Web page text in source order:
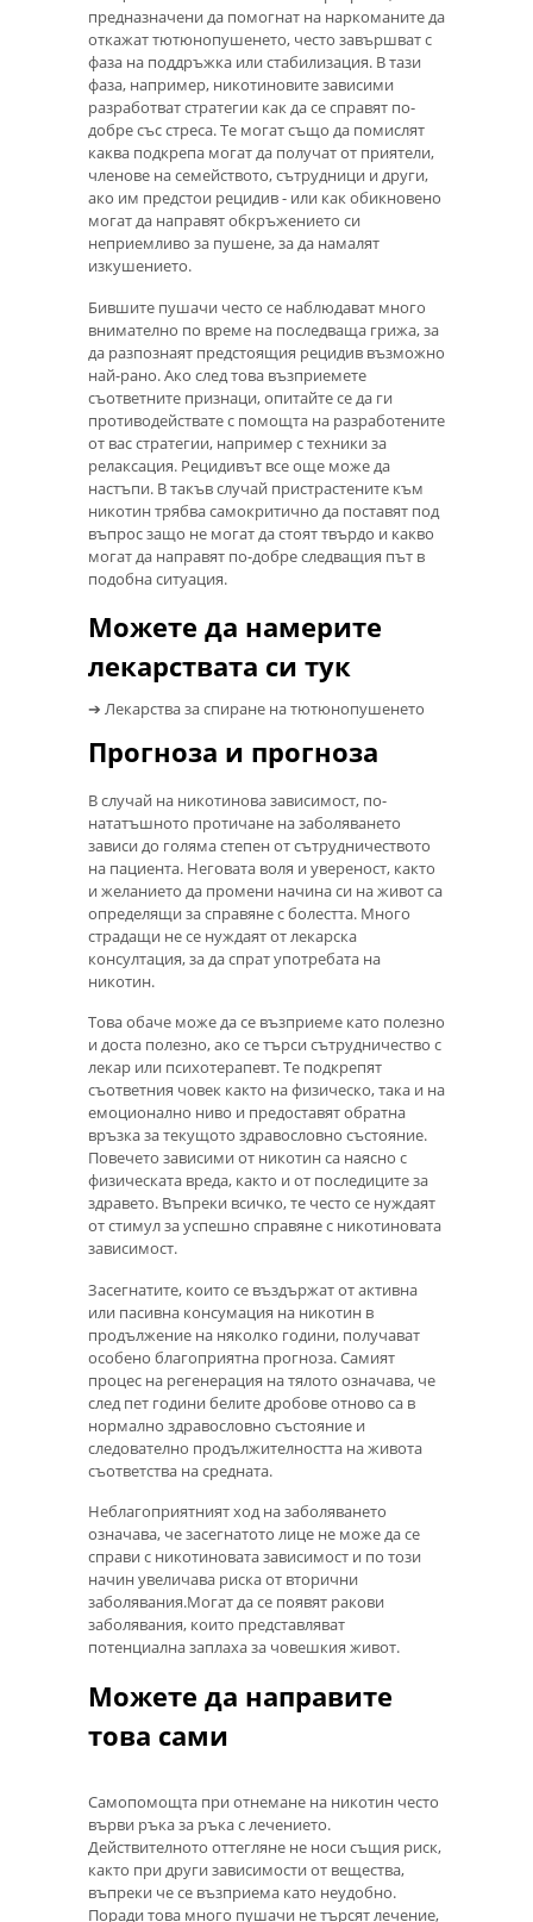
предназначени да помогнат на наркоманите да
откажат тютюнопушенето, често завършват с
фаза на поддръжка или стабилизация. В тази
фаза, например, никотиновите зависими
разработват стратегии как да се справят по-
добре със стреса. Те могат също да помислят
каква подкрепа могат да получат от приятели,
членове на семейството, сътрудници и други,
ако им предстои рецидив - или как обикновено
могат да направят обкръжението си
неприемливо за пушене, за да намалят
изкушението.
Бившите пушачи често се наблюдават много
внимателно по време на последваща грижа, за
да разпознаят предстоящия рецидив възможно
най-рано. Ако след това възприемете
съответните признаци, опитайте се да ги
противодействате с помощта на разработените
от вас стратегии, например с техники за
релаксация. Рецидивът все още може да
настъпи. В такъв случай пристрастените към
никотин трябва самокритично да поставят под
въпрос защо не могат да стоят твърдо и какво
могат да направят по-добре следващия път в
подобна ситуация.
Можете да намерите
лекарствата си тук
➔ Лекарства за спиране на тютюнопушенето
Прогноза и прогноза
В случай на никотинова зависимост, по-
нататъшното протичане на заболяването
зависи до голяма степен от сътрудничеството
на пациента. Неговата воля и увереност, както
и желанието да промени начина си на живот са
определящи за справяне с болестта. Много
страдащи не се нуждаят от лекарска
консултация, за да спрат употребата на
никотин.
Това обаче може да се възприеме като полезно
и доста полезно, ако се търси сътрудничество с
лекар или психотерапевт. Те подкрепят
съответния човек както на физическо, така и на
емоционално ниво и предоставят обратна
връзка за текущото здравословно състояние.
Повечето зависими от никотин са наясно с
физическата вреда, както и от последиците за
здравето. Въпреки всичко, те често се нуждаят
от стимул за успешно справяне с никотиновата
зависимост.
Засегнатите, които се въздържат от активна
или пасивна консумация на никотин в
продължение на няколко години, получават
особено благоприятна прогноза. Самият
процес на регенерация на тялото означава, че
след пет години белите дробове отново са в
нормално здравословно състояние и
следователно продължителността на живота
съответства на средната.
Неблагоприятният ход на заболяването
означава, че засегнатото лице не може да се
справи с никотиновата зависимост и по този
начин увеличава риска от вторични
заболявания.Могат да се появят ракови
заболявания, които представляват
потенциална заплаха за човешкия живот.
Можете да направите
това сами
Самопомощта при отнемане на никотин често
върви ръка за ръка с лечението.
Действителното оттегляне не носи същия риск,
както при други зависимости от вещества,
въпреки че се възприема като неудобно.
Поради това много пушачи не търсят лечение,